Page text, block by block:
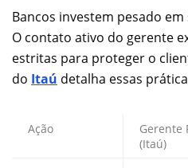
Bancos investem pesado
O contato ativo do gerente
estritas para proteger o
do Itaú detalha essas
Ação
Gerente
(Itaú)